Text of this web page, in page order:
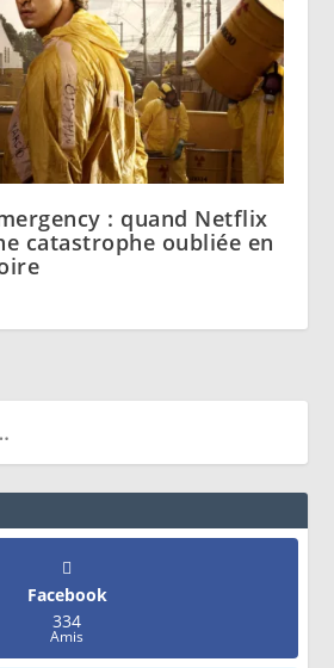
: quand Netflix
catastrophe oubliée en
Facebook
334
Amis